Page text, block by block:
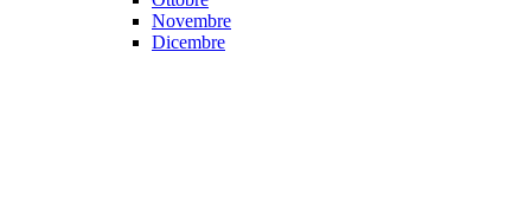
Novembre
Dicembre